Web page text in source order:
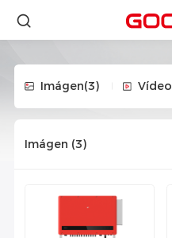
Imágen(3) Vídeo
Imágen (3)